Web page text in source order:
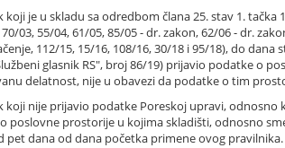
koji je u skladu sa odredbom člana 25. stav 1.
03, 55/04, 61/05, 85/05 - dr. zakon, 62/06 - dr.
112/15, 15/16, 108/16, 30/18 i 95/18), do
glasnik RS", broj 86/19) prijavio podatke o
delatnost, nije u obavezi da podatke o tim
koji nije prijavio podatke Poreskoj upravi,
poslovne prostorije u kojima skladišti, odnosno
pet dana od dana početka primene ovog pravilnika.